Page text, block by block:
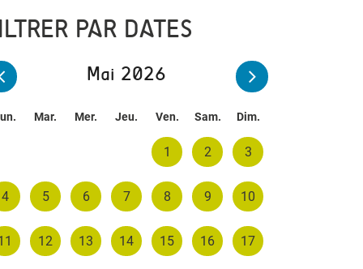
PAR DATES
Mai 2026
Mar. Mer. Jeu. Ven. Sam. Dim.
1 2 3
4 5 6 7 8 9 10
12 13 14 15 16 17